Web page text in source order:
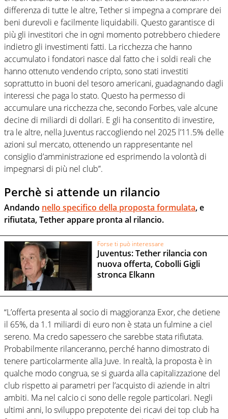
differenza di tutte le altre, Tether si impegna a comprare dei
beni durevoli e facilmente liquidabili. Questo garantisce di
più gli investitori che in ogni momento potrebbero chiedere
indietro gli investimenti fatti. La ricchezza che hanno
accumulato i fondatori nasce dal fatto che i soldi reali che
hanno ottenuto vendendo cripto, sono stati investiti
soprattutto in buoni del tesoro americani, guadagnando dagli
interessi che paga lo stato. Questo ha permesso di
accumulare una ricchezza che, secondo Forbes, vale alcune
decine di miliardi di dollari. E gli ha consentito di investire,
tra le altre, nella Juventus raccogliendo nel 2025 l’11.5% delle
azioni sul mercato, ottenendo un rappresentante nel
consiglio d’amministrazione ed esprimendo la volontà di
impegnarsi di più nel club”.
Perchè si attende un rilancio
Andando nello specifico della proposta formulata, e
rifiutata, Tether appare pronta al rilancio.
Forse ti può interessare
Juventus: Tether rilancia con
nuova offerta, Cobolli Gigli
stronca Elkann
“L’offerta presenta al socio di maggioranza Exor, che detiene
il 65%, da 1.1 miliardi di euro non è stata un fulmine a ciel
sereno. Ma credo sapessero che sarebbe stata rifiutata.
Probabilmente rilanceranno, perché hanno dimostrato di
tenere particolarmente alla Juve. In realtà, la proposta è in
qualche modo congrua, se si guarda alla capitalizzazione del
club rispetto ai parametri per l’acquisto di aziende in altri
ambiti. Ma nel calcio ci sono delle regole particolari. Negli
ultimi anni, lo sviluppo prepotente dei ricavi dei top club ha